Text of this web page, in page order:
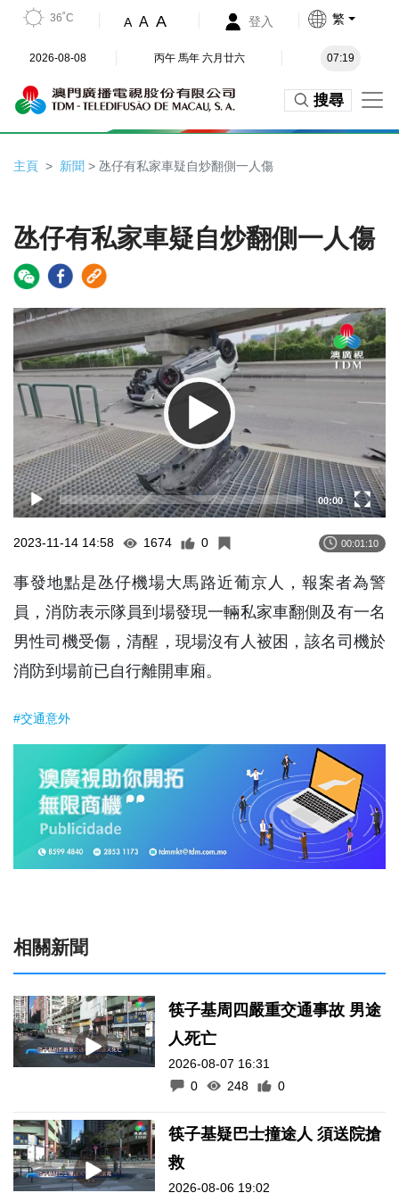
36˚C A A A 登入 繁
2026-08-08 丙午 馬年 六月廿六 07:19
搜尋
主頁 新聞 > 氹仔有私家車疑自炒翻側一人傷
氹仔有私家車疑自炒翻側一人傷
Video
Player
00:00
2023-11-14 14:58 1674 0 00:01:10
事發地點是氹仔機場大馬路近葡京人，報案者為警
員，消防表示隊員到場發現一輛私家車翻側及有一名
男性司機受傷，清醒，現場沒有人被困，該名司機於
消防到場前已自行離開車廂。
#交通意外
相關新聞
筷子基周四嚴重交通事故 男途
人死亡
2026-08-07 16:31
0
248 0
筷子基疑巴士撞途人 須送院搶
救
2026-08-06 19:02